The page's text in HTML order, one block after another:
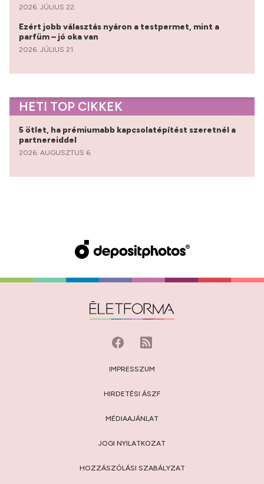
2026. JÚLIUS 22.
Ezért jobb választás nyáron a testpermet, mint a
parfüm – jó oka van
2026. JÚLIUS 21.
HETI TOP CIKKEK
5 ötlet, ha prémiumabb kapcsolatépítést szeretnél a
partnereiddel
2026. AUGUSZTUS 6.
IMPRESSZUM
HIRDETÉSI ÁSZF
MÉDIAAJÁNLAT
JOGI NYILATKOZAT
HOZZÁSZÓLÁSI SZABÁLYZAT